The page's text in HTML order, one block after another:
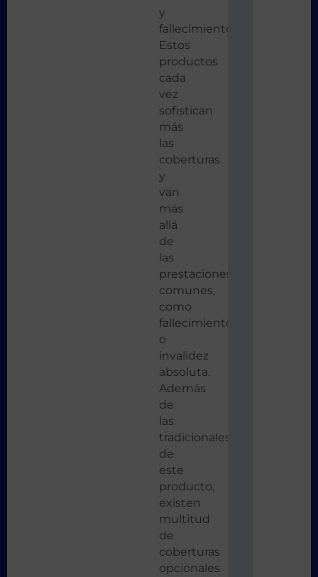
y
fallecimiento
Estos
productos
cada
vez
sofistican
más
las
coberturas
y
van
más
allá
de
las
prestaciones
comunes,
como
fallecimiento
o
invalidez
absoluta.
Además
de
las
tradicionales
de
este
producto,
existen
multitud
de
coberturas
opcionales